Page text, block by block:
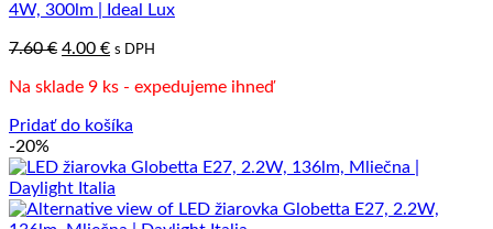
4W, 300lm | Ideal Lux
7.60€ Pôvodná
bola:
4.00 €Aktuálna
je:
s DPH
Na sklade 9 ks - expedujeme ihneď
Pridať do košíka
-20%